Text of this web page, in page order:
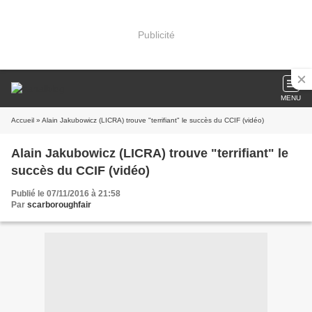
Publicité
MENU
Accueil » Alain Jakubowicz (LICRA) trouve "terrifiant" le succès du CCIF (vidéo)
Alain Jakubowicz (LICRA) trouve "terrifiant" le
succès du CCIF (vidéo)
Publié le 07/11/2016 à 21:58
Par scarboroughfair